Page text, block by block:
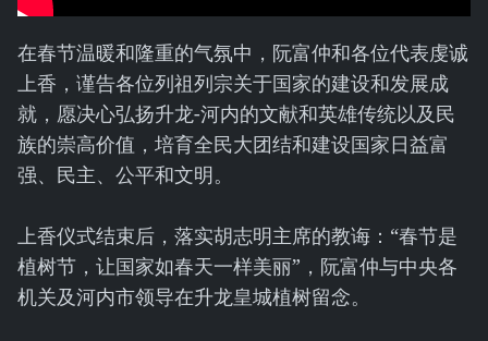
在春节温暖和隆重的气氛中，阮富仲和各位代表虔诚
上香，谨告各位列祖列宗关于国家的建设和发展成
就，愿决心弘扬升龙-河内的文献和英雄传统以及民
族的崇高价值，培育全民大团结和建设国家日益富
强、民主、公平和文明。
上香仪式结束后，落实胡志明主席的教诲：“春节是
植树节，让国家如春天一样美丽”，阮富仲与中央各
机关及河内市领导在升龙皇城植树留念。